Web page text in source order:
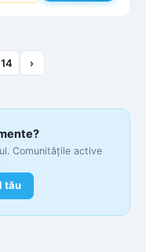
14 ›
Comunitățile active
tău